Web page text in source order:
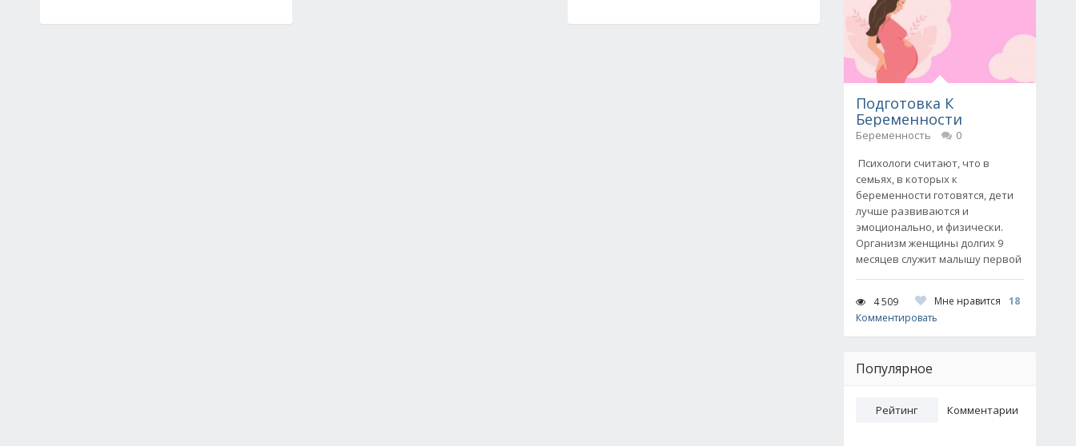
Подготовка К
Беременности
Беременность
0
Психологи считают, что в
семьях, в которых к
беременности готовятся, дети
лучше развиваются и
эмоционально, и физически.
Организм женщины долгих 9
месяцев служит малышу первой
4 509 Мне нравится
18
Комментировать
Популярное
Рейтинг Комментарии